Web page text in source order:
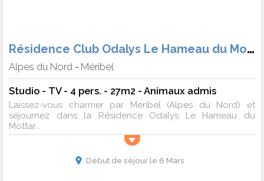
Résidence Club Odalys Le Hameau du Mottaret
Alpes du Nord - Méribel
Studio - TV - 4 pers. - 27m2 - Animaux admis
Laissez-vous charmer par Méribel (Alpes du Nord) et
séjournez dans la Résidence Odalys Le Hameau du
Mottar...
Début de séjour le 6 Mars